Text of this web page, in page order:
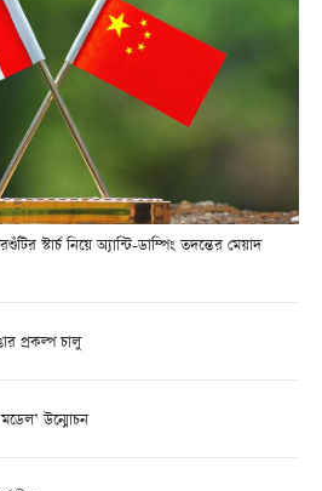
স্টার্চ নিয়ে অ্যান্টি-ডাম্পিং তদন্তের মেয়াদ
প্রকল্প চালু
মডেল’ উন্মোচন